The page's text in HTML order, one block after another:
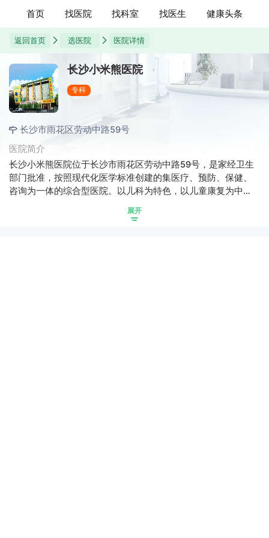
首页 找医院 找科室 找医生 健康头条
返回首页 选医院 医院详情
长沙小米熊医院
专科
长沙市雨花区劳动中路59号
医院简介
长沙小米熊医院位于长沙市雨花区劳动中路59号，是家经卫生
部门批准，按照现代化医学标准创建的集医疗、预防、保健、
咨询为一体的综合型医院。以儿科为特色，以儿童康复为中
科等一系列儿童专业科室。提供国内先进的干预方式，优化康
展开